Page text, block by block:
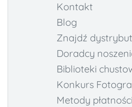
Kontakt
Blog
Znajdź
Doradcy
Biblioteki
Konkurs
Metody płatności